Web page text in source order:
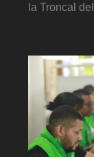
la Troncal